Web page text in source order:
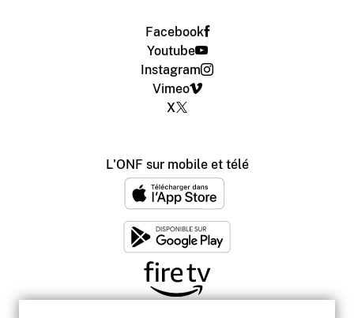
Facebook
Youtube
Instagram
Vimeo
X
L'ONF sur mobile et télé